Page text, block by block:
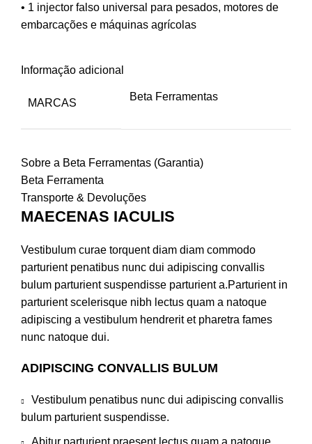
• 1 injector falso universal para pesados, motores de
embarcações e máquinas agrícolas
Informação adicional
MARCAS
Beta Ferramentas
Sobre a Beta Ferramentas (Garantia)
Beta Ferramenta
Transporte & Devoluções
MAECENAS IACULIS
Vestibulum curae torquent diam diam commodo
parturient penatibus nunc dui adipiscing convallis
bulum parturient suspendisse parturient a.Parturient in
parturient scelerisque nibh lectus quam a natoque
adipiscing a vestibulum hendrerit et pharetra fames
nunc natoque dui.
ADIPISCING CONVALLIS BULUM
Vestibulum penatibus nunc dui adipiscing convallis
bulum parturient suspendisse.
Abitur parturient praesent lectus quam a natoque